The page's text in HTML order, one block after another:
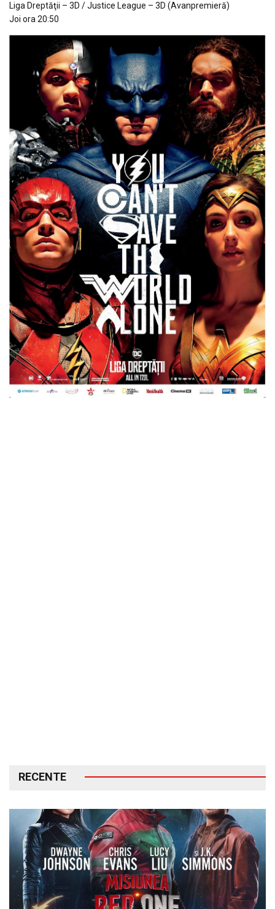
Liga Dreptăţii – 3D / Justice League – 3D (Avanpremieră)
Joi ora 20:50
RECENTE